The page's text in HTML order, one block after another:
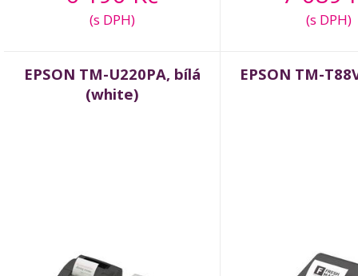
(s DPH) (s DPH)
EPSON TM-U220PA, bílá
(white)
EPSON TM-